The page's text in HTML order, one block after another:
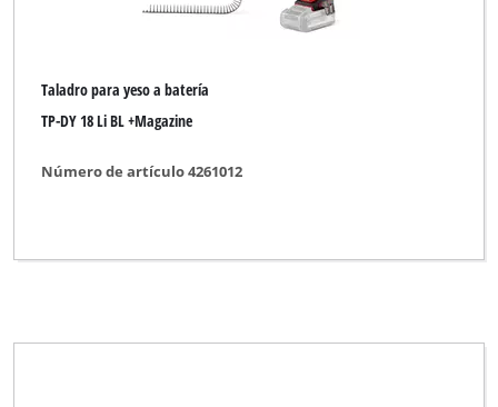
Taladro para yeso a batería
TP-DY 18 Li BL +Magazine
Número de artículo 4261012